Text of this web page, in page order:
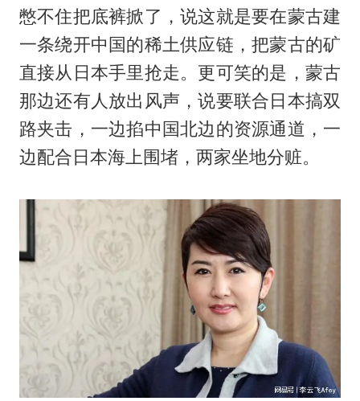
憋不住把底裤掀了，说这就是要在蒙古建
一条绕开中国的稀土供应链，把蒙古的矿
直接从日本手里抢走。更可笑的是，蒙古
那边还有人放出风声，说要联合日本搞双
路夹击，一边掐中国北边的资源通道，一
边配合日本海上围堵，两家坐地分赃。